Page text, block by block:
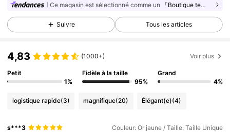
4,85 30K Suiveurs
4,85 30K Suiveurs
4,85 30K Suiveurs
4,85 30K Suiveurs
Ce magasin est sélectionné comme un 「Boutique tendance」
Suivre Tous les articles
4,83 (1000+) Voir plus
Petit
1%
Fidèle à la taille
95%
Grand
4%
logistique rapide(3) magnifique(20) Élégant(e)(4)
s***3 Couleur: Or jaune / Taille: Taille Unique